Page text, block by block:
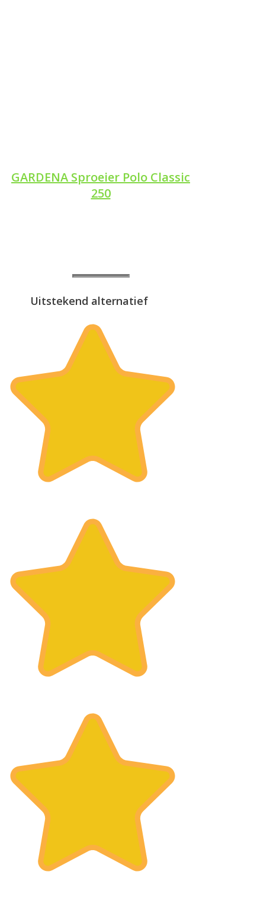
GARDENA Sproeier Polo Classic
250
Uitstekend alternatief